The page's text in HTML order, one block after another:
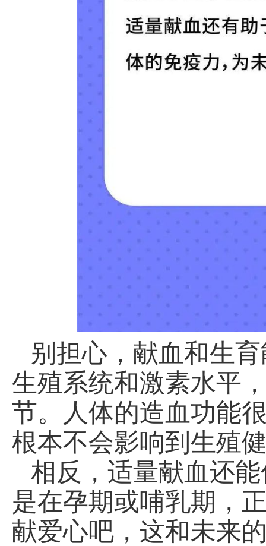
别担心，献血和生
生殖系统和激素水平
节。人体的造血功能
根本不会影响到生殖
相反，适量献血还
是在孕期或哺乳期，
献爱心吧，这和未来